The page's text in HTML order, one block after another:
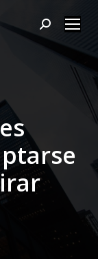
Buscar: